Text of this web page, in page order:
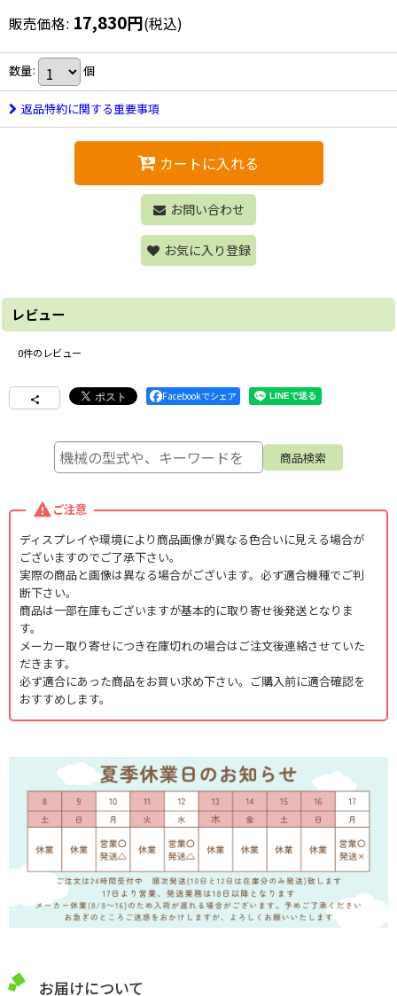
販売価格: 17,830円(税込)
数量: 個
返品特約に関する重要事項
カートに入れる
お問い合わせ
お気に入り登録
レビュー
0件のレビュー
Facebookでシェア
ご注意
ディスプレイや環境により商品画像が異なる色合いに見える場合が
ございますのでご了承下さい。
実際の商品と画像は異なる場合がございます。必ず適合機種でご判
断下さい。
商品は一部在庫もございますが基本的に取り寄せ後発送となりま
す。
メーカー取り寄せにつき在庫切れの場合はご注文後連絡させていた
だきます。
必ず適合にあった商品をお買い求め下さい。ご購入前に適合確認を
おすすめします。
お届けについて